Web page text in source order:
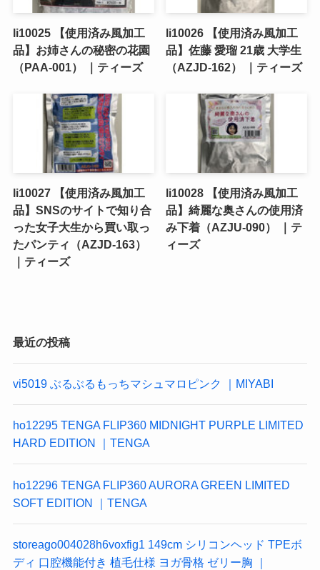
li10025 【使用済み風加工
品】お姉さんの秘密の花園
（PAA-001） ｜ティーズ
li10026 【使用済み風加工
品】佐藤 愛瑠 21歳 大学生
（AZJD-162） ｜ティーズ
li10027 【使用済み風加工
品】SNSのサイトで知り合
った女子大生から買い取っ
たパンティ（AZJD-163）
｜ティーズ
li10028 【使用済み風加工
品】綺麗な奥さんの使用済
み下着（AZJU-090） ｜テ
ィーズ
最近の投稿
vi5019 ぶるぶるもっちマシュマロピンク ｜MIYABI
ho12295 TENGA FLIP360 MIDNIGHT PURPLE LIMITED
HARD EDITION ｜TENGA
ho12296 TENGA FLIP360 AURORA GREEN LIMITED
SOFT EDITION ｜TENGA
storeago004028h6voxfig1 149cm シリコンヘッド TPEボ
ディ 口腔機能付き 植毛仕様 ヨガ骨格 ゼリー胸 ｜